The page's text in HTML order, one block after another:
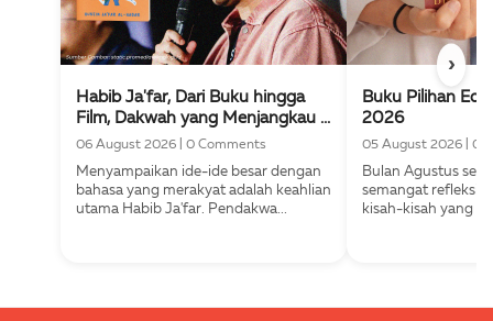
Habib Ja'far, Dari Buku hingga
Film, Dakwah yang Menjangkau ...
06 August 2026 0 Comments
Menyampaikan ide-ide besar dengan
bahasa yang merakyat adalah keahlian
utama Habib Ja'far. Pendakwa...
Buku Pilihan
2026
05 August 2026 0
Bulan Agustus
semangat refleksi,
kisah-kisah yang
›